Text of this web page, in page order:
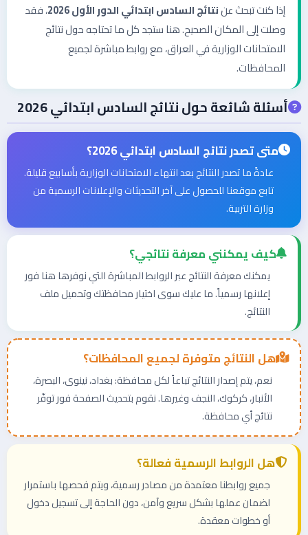
إذا كنت تبحث عننتائج السادس ابتدائي الدور الأول2026، فقد
وصلت إلى المكان الصحيح. هنا ستجد كل ما تحتاجه حول نتائج
الامتحانات الوزارية في العراق، مع روابط مباشرة لجميع
المحافظات.
أسئلة شائعة حول نتائج السادس ابتدائي2026
متى تصدر نتائج السادس ابتدائي2026؟
عادةً ما تصدر النتائج بعد انتهاء الامتحانات الوزارية بأسابيع قليلة.
تابع موقعنا للحصول على آخر التحديثات والإعلانات الرسمية من
وزارة التربية.
كيف يمكنني معرفة نتائجي؟
يمكنك معرفة النتائج عبر الروابط المباشرة التي نوفرها هنا فور
إعلانها رسمياً. ما عليك سوى اختيار محافظتك وتحميل ملف
النتائج.
هل النتائج متوفرة لجميع المحافظات؟
نعم، يتم إصدار النتائج تباعاً لكل محافظة: بغداد، نينوى، البصرة،
الأنبار، كركوك، النجف وغيرها. نقوم بتحديث الصفحة فور توفّر
نتائج أي محافظة.
هل الروابط الرسمية فعالة؟
جميع روابطنا معتمدة من مصادر رسمية، ويتم فحصها باستمرار
لضمان عملها بشكل سريع وآمن، دون الحاجة إلى تسجيل دخول
أو خطوات معقدة.